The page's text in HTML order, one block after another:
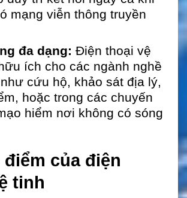
mạng viễn thông truyền
đa dạng: Điện thoại vệ
ích cho các ngành nghề
cứu hộ, khảo sát địa lý,
hoặc trong các chuyến
hiểm nơi không có sóng
của điện
tinh